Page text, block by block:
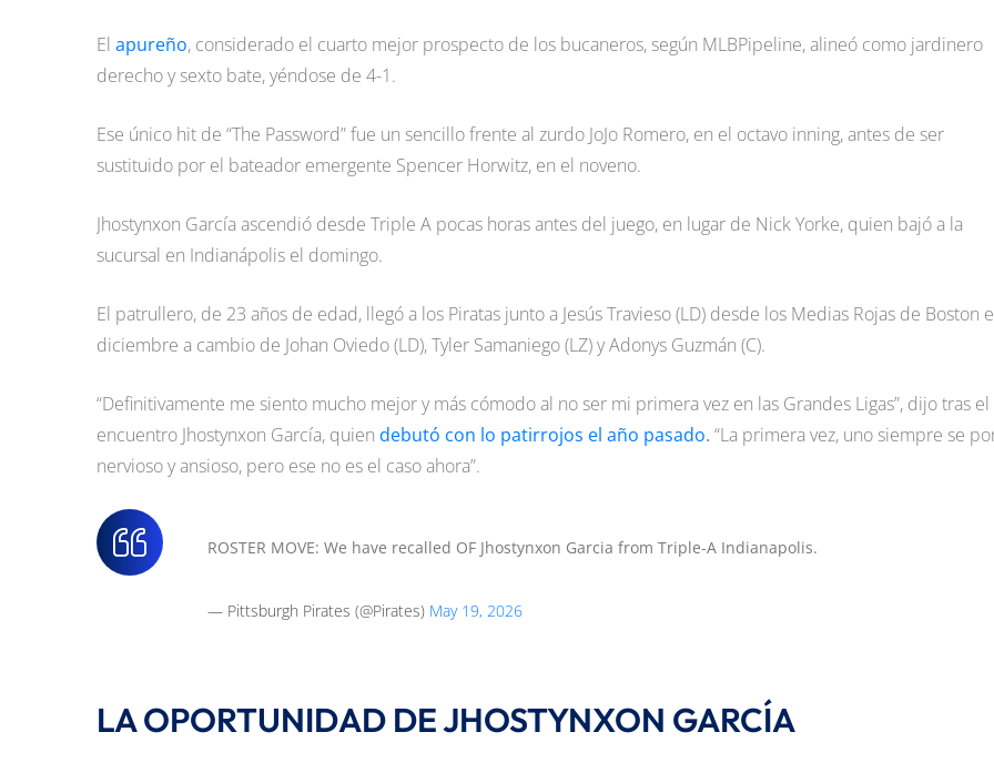
El apureño, considerado el cuarto mejor prospecto de los bucaneros, según MLBPipeline, alineó como jardinero
derecho y sexto bate, yéndose de 4-1.
Ese único hit de “The Password” fue un sencillo frente al zurdo JoJo Romero, en el octavo inning, antes de ser
sustituido por el bateador emergente Spencer Horwitz, en el noveno.
Jhostynxon García ascendió desde Triple A pocas horas antes del juego, en lugar de Nick Yorke, quien bajó a la
sucursal en Indianápolis el domingo.
El patrullero, de 23 años de edad, llegó a los Piratas junto a Jesús Travieso (LD) desde los Medias Rojas de Boston
diciembre a cambio de Johan Oviedo (LD), Tyler Samaniego (LZ) y Adonys Guzmán (C).
“Definitivamente me siento mucho mejor y más cómodo al no ser mi primera vez en las Grandes Ligas”, dijo tras el
encuentro Jhostynxon García, quien debutó con lo patirrojos el año pasado. “La primera vez, uno siempre se
nervioso y ansioso, pero ese no es el caso ahora”.
ROSTER MOVE: We have recalled OF Jhostynxon Garcia from Triple-A Indianapolis.
— Pittsburgh Pirates (@Pirates) May 19, 2026
LA OPORTUNIDAD DE JHOSTYNXON GARCÍA